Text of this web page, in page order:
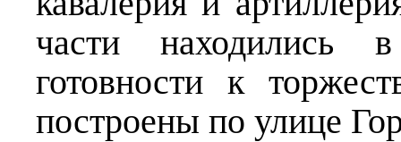
части находились
готовности к
построены по улице